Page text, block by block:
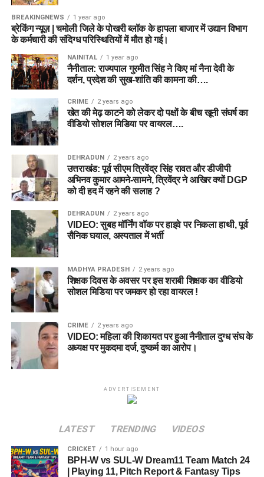
BREAKINGNEWS 1 year ago
ब्रेकिंग न्यूज़ | चमोली जिले के पोखरी ब्लॉक के हापला बाजार में उद्यान विभाग
के कर्मचारी की संदिग्ध परिस्थितियों में मौत हो गई।
NAINITAL 1 year ago
नैनीताल: राज्यपाल गुरमीत सिंह ने किए मां नैना देवी के
दर्शन, प्रदेश की सुख-शांति की कामना की….
CRIME 2 years ago
खेत की मेढ़ काटने को लेकर दो पक्षों के बीच खूनी संघर्ष का
वीडियो सोशल मिडिया पर वायरल….
DEHRADUN 2 years ago
उत्तराखंड: पूर्व सीएम त्रिवेंद्र सिंह रावत और डीजीपी
अभिनव कुमार आमने-सामने, त्रिवेंद्र ने आखिर क्यों DGP
को दी हद में रहने की सलाह ?
DEHRADUN 2 years ago
VIDEO: सुबह मॉर्निंग वॉक पर हाइवे पर निकला हाथी, पूर्व
सैनिक घयाल, अस्पताल में भर्ती
MADHYA PRADESH 2 years ago
शिक्षक दिवस के अवसर पर इस शराबी शिक्षक का वीडियो
सोशल मिडिया पर जमकर हो रहा वायरल !
CRIME 2 years ago
VIDEO: महिला की शिकायत पर हुआ नैनीताल दुग्ध संघ के
अध्यक्ष पर मुकदमा दर्ज, दुष्कर्म का आरोप।
ADVERTISEMENT
LATEST TRENDING VIDEOS
CRICKET 1 hour ago
BPH-W vs SUL-W Dream11 Team Match 24
| Playing 11, Pitch Report & Fantasy Tips